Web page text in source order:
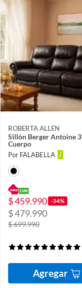
ROBERTA ALLEN
Sillón Berger Antoine 3
Cuerpo
Por FALABELLA
$ 459.990 -34%
$ 479.990
$ 699.990
Agregar